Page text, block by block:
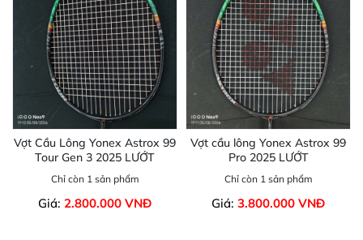
Vợt Cầu Lông Yonex Astrox 99
Tour Gen 3 2025 LƯỚT
Chỉ còn 1 sản phẩm
Giá: 2.800.000 VNĐ
Vợt cầu lông Yonex Astrox 99
Pro 2025 LƯỚT
Chỉ còn 1 sản phẩm
Giá: 3.800.000 VNĐ